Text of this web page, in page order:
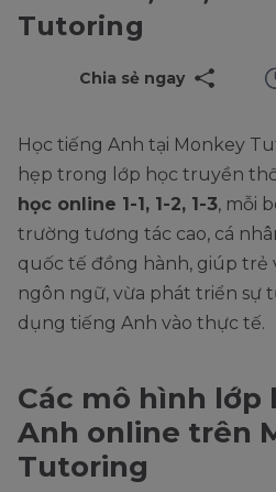
Tutoring
Chia sẻ ngay
Học tiếng Anh tại Monkey
hẹp trong lớp học truyền
học online 1-1, 1-2, 1-3, mỗi
trường tương tác cao, cá
quốc tế đồng hành, giúp trẻ
ngôn ngữ, vừa phát triển sự
dụng tiếng Anh vào thực tế.
Các mô hình lớp
Anh online trên
Tutoring